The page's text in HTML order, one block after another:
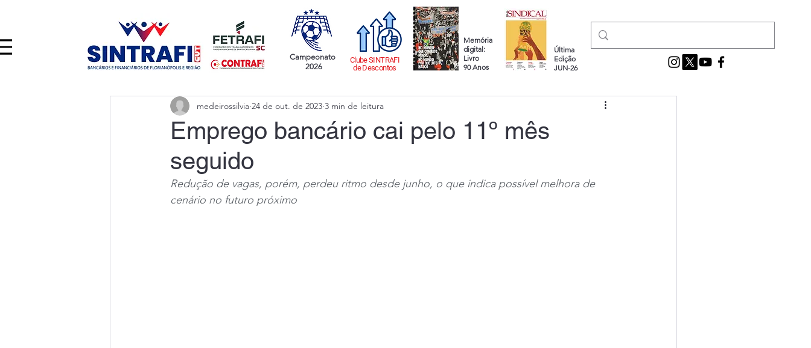
Campeonato
2026
Clube SINTRAFI
de Descontos
Memória
digital:
Livro
90 Anos
Última
Edição
JUN-26
Emprego bancário cai pelo 11º mês
seguido
medeirossilvia 24 de out. de 2023 3 min de leitura
Redução de vagas, porém, perdeu ritmo desde junho, o que indica possível melhora de
cenário no futuro próximo